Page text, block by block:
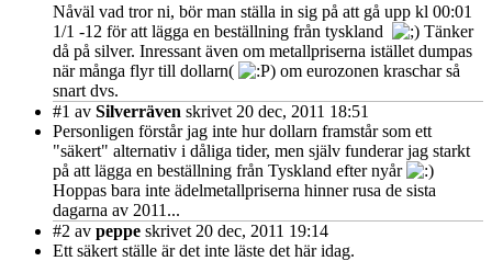
Nåväl vad tror ni, bör man ställa in sig på att gå upp kl 00:01
1/1 -12 för att lägga en beställning från tyskland
Tänker
då på silver. Inressant även om metallpriserna istället dumpas
när många flyr till dollarn(
) om eurozonen kraschar så
snart dvs.
#1 av Silverräven skrivet 20 dec, 2011 18:51
Personligen förstår jag inte hur dollarn framstår som ett
"säkert" alternativ i dåliga tider, men själv funderar jag starkt
på att lägga en beställning från Tyskland efter nyår
Hoppas bara inte ädelmetallpriserna hinner rusa de sista
dagarna av 2011...
#2 av peppe skrivet 20 dec, 2011 19:14
Ett säkert ställe är det inte läste det här idag.